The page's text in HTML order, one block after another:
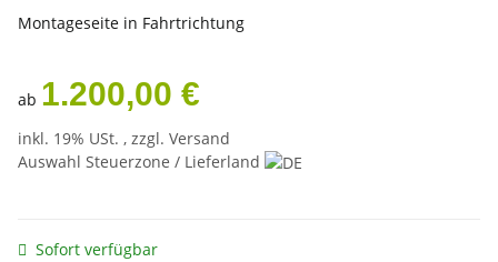
Montageseite in Fahrtrichtung
ab 1.200,00 €
inkl. 19% USt. , zzgl. Versand
Auswahl Steuerzone / Lieferland
Sofort verfügbar